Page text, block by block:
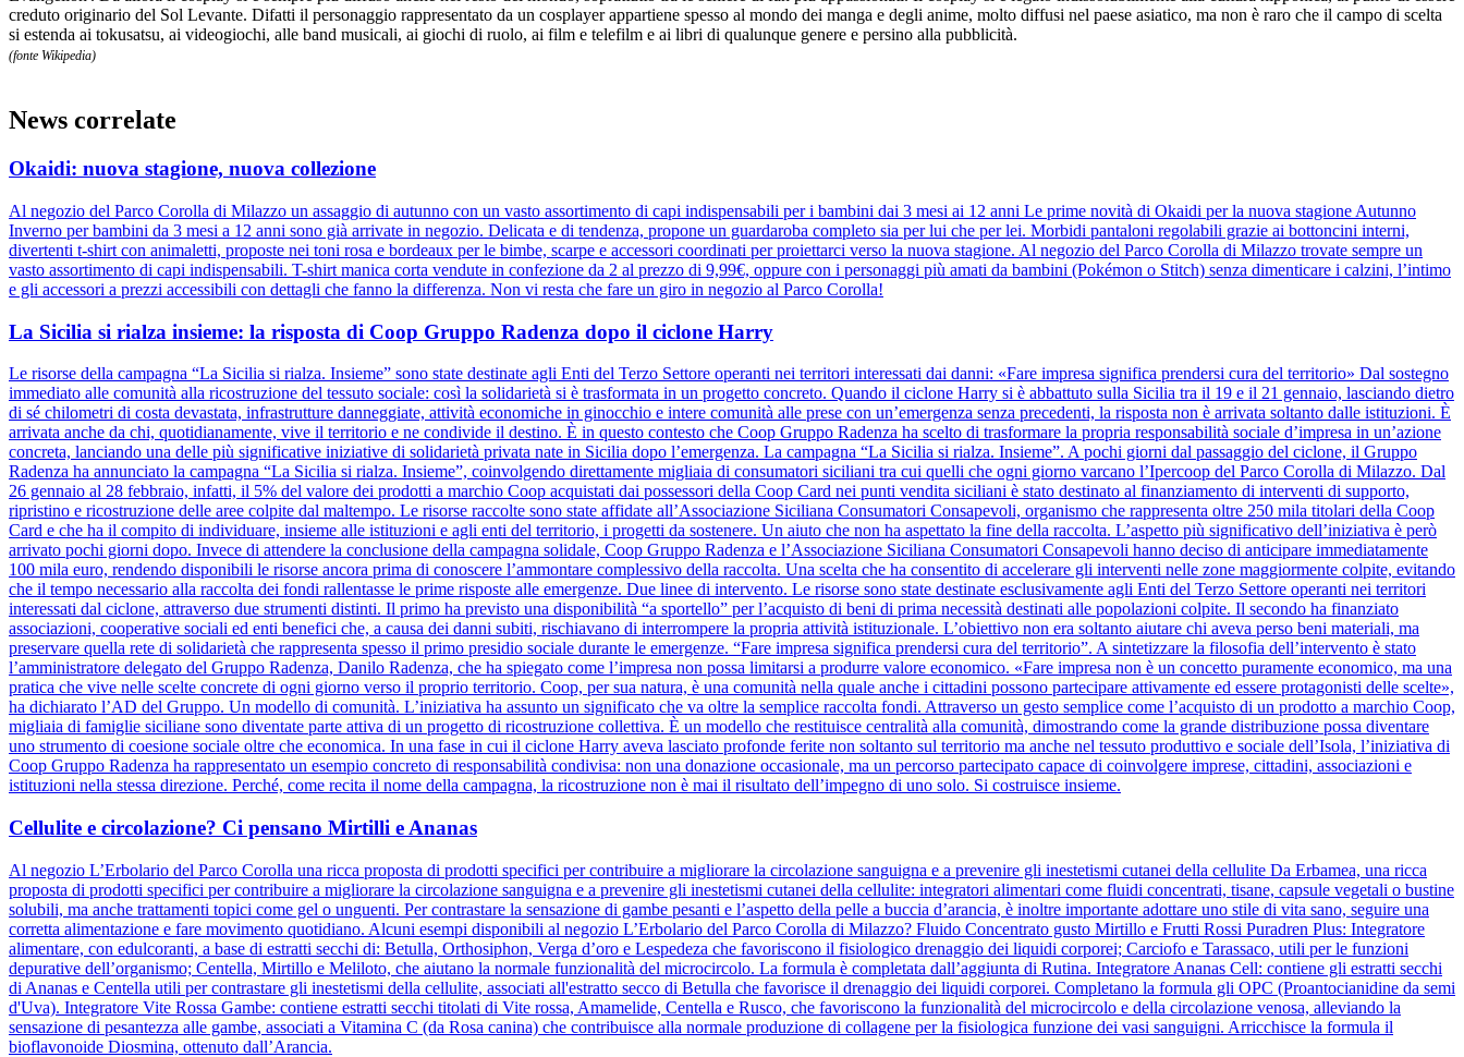
creduto originario del Sol Levante. Difatti il personaggio rappresentato da un cosplayer appartiene spesso al mondo dei manga e degli anime, molto diffusi nel paese asiatico, ma non è raro che il campo di scelta
si estenda ai tokusatsu, ai videogiochi, alle band musicali, ai giochi di ruolo, ai film e telefilm e ai libri di qualunque genere e persino alla pubblicità.
(fonte Wikipedia)
News correlate
Okaidi: nuova stagione, nuova collezione
Al negozio del Parco Corolla di Milazzo un assaggio di autunno con un vasto assortimento di capi indispensabili per i bambini dai 3 mesi ai 12 anni Le prime novità di Okaidi per la nuova stagione Autunno
Inverno per bambini da 3 mesi a 12 anni sono già arrivate in negozio. Delicata e di tendenza, propone un guardaroba completo sia per lui che per lei. Morbidi pantaloni regolabili grazie ai bottoncini interni,
divertenti t-shirt con animaletti, proposte nei toni rosa e bordeaux per le bimbe, scarpe e accessori coordinati per proiettarci verso la nuova stagione. Al negozio del Parco Corolla di Milazzo trovate sempre un
vasto assortimento di capi indispensabili. T-shirt manica corta vendute in confezione da 2 al prezzo di 9,99€, oppure con i personaggi più amati da bambini (Pokémon o Stitch) senza dimenticare i calzini, l’intimo
e gli accessori a prezzi accessibili con dettagli che fanno la differenza. Non vi resta che fare un giro in negozio al Parco Corolla!
La Sicilia si rialza insieme: la risposta di Coop Gruppo Radenza dopo il ciclone Harry
Le risorse della campagna “La Sicilia si rialza. Insieme” sono state destinate agli Enti del Terzo Settore operanti nei territori interessati dai danni: «Fare impresa significa prendersi cura del territorio» Dal sostegno
immediato alle comunità alla ricostruzione del tessuto sociale: così la solidarietà si è trasformata in un progetto concreto. Quando il ciclone Harry si è abbattuto sulla Sicilia tra il 19 e il 21 gennaio, lasciando dietro
di sé chilometri di costa devastata, infrastrutture danneggiate, attività economiche in ginocchio e intere comunità alle prese con un’emergenza senza precedenti, la risposta non è arrivata soltanto dalle istituzioni. È
arrivata anche da chi, quotidianamente, vive il territorio e ne condivide il destino. È in questo contesto che Coop Gruppo Radenza ha scelto di trasformare la propria responsabilità sociale d’impresa in un’azione
concreta, lanciando una delle più significative iniziative di solidarietà privata nate in Sicilia dopo l’emergenza. La campagna “La Sicilia si rialza. Insieme”. A pochi giorni dal passaggio del ciclone, il Gruppo
Radenza ha annunciato la campagna “La Sicilia si rialza. Insieme”, coinvolgendo direttamente migliaia di consumatori siciliani tra cui quelli che ogni giorno varcano l’Ipercoop del Parco Corolla di Milazzo. Dal
26 gennaio al 28 febbraio, infatti, il 5% del valore dei prodotti a marchio Coop acquistati dai possessori della Coop Card nei punti vendita siciliani è stato destinato al finanziamento di interventi di supporto,
ripristino e ricostruzione delle aree colpite dal maltempo. Le risorse raccolte sono state affidate all’Associazione Siciliana Consumatori Consapevoli, organismo che rappresenta oltre 250 mila titolari della Coop
Card e che ha il compito di individuare, insieme alle istituzioni e agli enti del territorio, i progetti da sostenere. Un aiuto che non ha aspettato la fine della raccolta. L’aspetto più significativo dell’iniziativa è però
arrivato pochi giorni dopo. Invece di attendere la conclusione della campagna solidale, Coop Gruppo Radenza e l’Associazione Siciliana Consumatori Consapevoli hanno deciso di anticipare immediatamente
100 mila euro, rendendo disponibili le risorse ancora prima di conoscere l’ammontare complessivo della raccolta. Una scelta che ha consentito di accelerare gli interventi nelle zone maggiormente colpite, evitando
che il tempo necessario alla raccolta dei fondi rallentasse le prime risposte alle emergenze. Due linee di intervento. Le risorse sono state destinate esclusivamente agli Enti del Terzo Settore operanti nei territori
interessati dal ciclone, attraverso due strumenti distinti. Il primo ha previsto una disponibilità “a sportello” per l’acquisto di beni di prima necessità destinati alle popolazioni colpite. Il secondo ha finanziato
associazioni, cooperative sociali ed enti benefici che, a causa dei danni subiti, rischiavano di interrompere la propria attività istituzionale. L’obiettivo non era soltanto aiutare chi aveva perso beni materiali, ma
preservare quella rete di solidarietà che rappresenta spesso il primo presidio sociale durante le emergenze. “Fare impresa significa prendersi cura del territorio”. A sintetizzare la filosofia dell’intervento è stato
l’amministratore delegato del Gruppo Radenza, Danilo Radenza, che ha spiegato come l’impresa non possa limitarsi a produrre valore economico. «Fare impresa non è un concetto puramente economico, ma una
pratica che vive nelle scelte concrete di ogni giorno verso il proprio territorio. Coop, per sua natura, è una comunità nella quale anche i cittadini possono partecipare attivamente ed essere protagonisti delle scelte»,
ha dichiarato l’AD del Gruppo. Un modello di comunità. L’iniziativa ha assunto un significato che va oltre la semplice raccolta fondi. Attraverso un gesto semplice come l’acquisto di un prodotto a marchio Coop,
migliaia di famiglie siciliane sono diventate parte attiva di un progetto di ricostruzione collettiva. È un modello che restituisce centralità alla comunità, dimostrando come la grande distribuzione possa diventare
uno strumento di coesione sociale oltre che economica. In una fase in cui il ciclone Harry aveva lasciato profonde ferite non soltanto sul territorio ma anche nel tessuto produttivo e sociale dell’Isola, l’iniziativa di
Coop Gruppo Radenza ha rappresentato un esempio concreto di responsabilità condivisa: non una donazione occasionale, ma un percorso partecipato capace di coinvolgere imprese, cittadini, associazioni e
istituzioni nella stessa direzione. Perché, come recita il nome della campagna, la ricostruzione non è mai il risultato dell’impegno di uno solo. Si costruisce insieme.
Cellulite e circolazione? Ci pensano Mirtilli e Ananas
Al negozio L’Erbolario del Parco Corolla una ricca proposta di prodotti specifici per contribuire a migliorare la circolazione sanguigna e a prevenire gli inestetismi cutanei della cellulite Da Erbamea, una ricca
proposta di prodotti specifici per contribuire a migliorare la circolazione sanguigna e a prevenire gli inestetismi cutanei della cellulite: integratori alimentari come fluidi concentrati, tisane, capsule vegetali o bustine
solubili, ma anche trattamenti topici come gel o unguenti. Per contrastare la sensazione di gambe pesanti e l’aspetto della pelle a buccia d’arancia, è inoltre importante adottare uno stile di vita sano, seguire una
corretta alimentazione e fare movimento quotidiano. Alcuni esempi disponibili al negozio L’Erbolario del Parco Corolla di Milazzo? Fluido Concentrato gusto Mirtillo e Frutti Rossi Puradren Plus: Integratore
alimentare, con edulcoranti, a base di estratti secchi di: Betulla, Orthosiphon, Verga d’oro e Lespedeza che favoriscono il fisiologico drenaggio dei liquidi corporei; Carciofo e Tarassaco, utili per le funzioni
depurative dell’organismo; Centella, Mirtillo e Meliloto, che aiutano la normale funzionalità del microcircolo. La formula è completata dall’aggiunta di Rutina. Integratore Ananas Cell: contiene gli estratti secchi
di Ananas e Centella utili per contrastare gli inestetismi della cellulite, associati all'estratto secco di Betulla che favorisce il drenaggio dei liquidi corporei. Completano la formula gli OPC (Proantocianidine da semi
d'Uva). Integratore Vite Rossa Gambe: contiene estratti secchi titolati di Vite rossa, Amamelide, Centella e Rusco, che favoriscono la funzionalità del microcircolo e della circolazione venosa, alleviando la
sensazione di pesantezza alle gambe, associati a Vitamina C (da Rosa canina) che contribuisce alla normale produzione di collagene per la fisiologica funzione dei vasi sanguigni. Arricchisce la formula il
bioflavonoide Diosmina, ottenuto dall’Arancia.